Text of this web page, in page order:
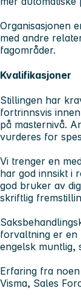
Organisasjonen
med andre
fagområder.
Kvalifikasjoner
Stillingen har
fortrinnsvis
på masternivå.
vurderes for
Vi trenger en
har god innsikt i
god bruker av
skriftlig
forvaltning er en
engelsk muntlig,
Erfaring fra
Visma, Sales